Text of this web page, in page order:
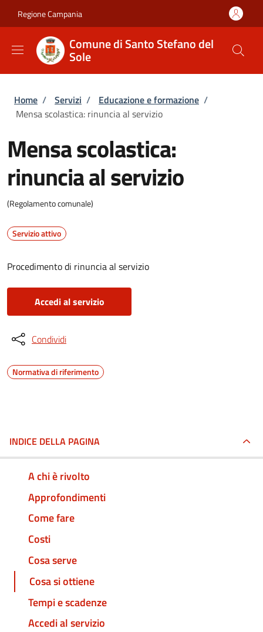
Regione Campania
Comune di Santo Stefano del
Sole
Briciole di pane
Home / Servizi / Educazione e formazione /
Mensa scolastica: rinuncia al servizio
Mensa scolastica:
rinuncia al servizio
(Regolamento comunale)
Servizio attivo
Procedimento di rinuncia al servizio
Accedi al servizio
Condividi
Normativa di riferimento
INDICE DELLA PAGINA
A chi è rivolto
Approfondimenti
Come fare
Costi
Cosa serve
Cosa si ottiene
Tempi e scadenze
Accedi al servizio